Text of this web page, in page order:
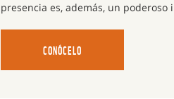
presencia es, además, un
CONÓCELO